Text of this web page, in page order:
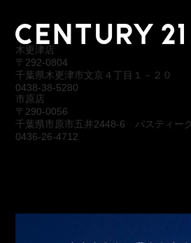
木更津店
〒292-0804
千葉県木更津市文京４丁目１－２０
0438-38-5280
市原店
〒290-0056
千葉県市原市五井2448-6 パスティー
0436-26-4712